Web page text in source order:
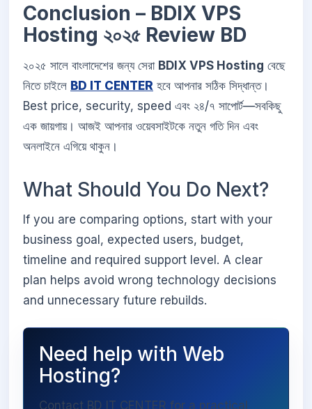
Conclusion – BDIX VPS
Hosting ২০২৫ Review BD
২০২৫ সালে বাংলাদেশের জন্য সেরা BDIX VPS Hosting বেছে
নিতে চাইলে BD IT CENTER হবে আপনার সঠিক সিদ্ধান্ত।
Best price, security, speed এবং ২৪/৭ সাপোর্ট—সবকিছু
এক জায়গায়। আজই আপনার ওয়েবসাইটকে নতুন গতি দিন এবং
অনলাইনে এগিয়ে থাকুন।
What Should You Do Next?
If you are comparing options, start with your
business goal, expected users, budget,
timeline and required support level. A clear
plan helps avoid wrong technology decisions
and unnecessary future rebuilds.
Need help with Web
Hosting?
Contact BD IT CENTER for a practical